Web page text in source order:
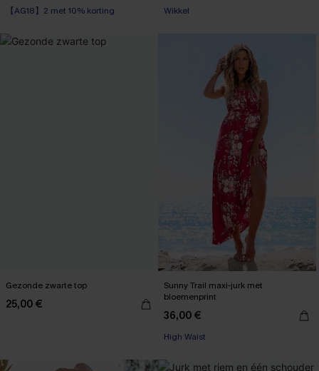
【AG18】2 met 10% korting Wikkel
Gezonde zwarte top
25,00 €
Sunny Trail maxi-jurk met
bloemenprint
36,00 €
High Waist